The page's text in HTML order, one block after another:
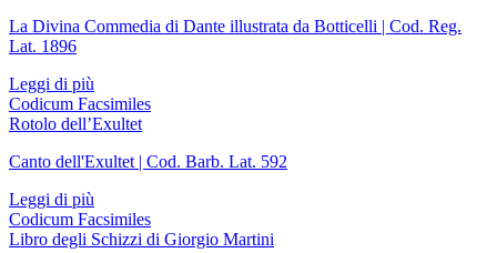
La Divina Commedia di Dante illustrata da Botticelli | Cod. Reg.
Lat. 1896
Leggi di più
Codicum Facsimiles
Rotolo dell’Exultet
Canto dell'Exultet | Cod. Barb. Lat. 592
Leggi di più
Codicum Facsimiles
Libro degli Schizzi di Giorgio Martini